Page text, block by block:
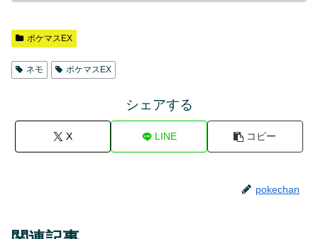
ポケマスEX
ネモ ポケマスEX
シェアする
X LINE コピー
pokechan